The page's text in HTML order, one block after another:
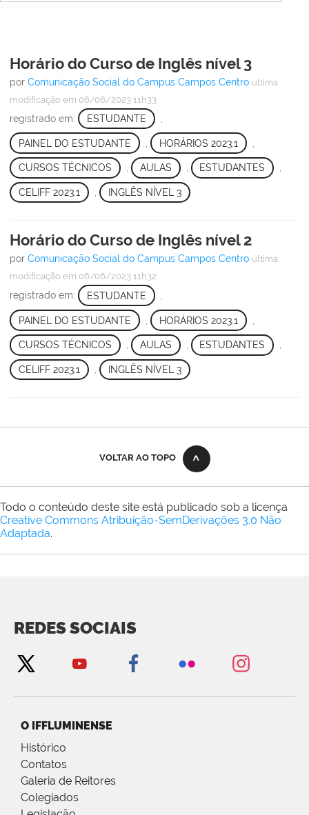
Horário do Curso de Inglês nível 3
por Comunicação Social do Campus Campos Centro última
modificação em 06/06/2023 11h33
registrado em: ESTUDANTE
PAINEL DO ESTUDANTE HORÁRIOS 2023.1
CURSOS TÉCNICOS , AULAS , ESTUDANTES ,
CELIFF 2023.1 INGLÊS NÍVEL 3
Horário do Curso de Inglês nível 2
por Comunicação Social do Campus Campos Centro última
modificação em 06/06/2023 11h32
registrado em: ESTUDANTE
PAINEL DO ESTUDANTE HORÁRIOS 2023.1
CURSOS TÉCNICOS , AULAS , ESTUDANTES ,
CELIFF 2023.1 INGLÊS NÍVEL 3
VOLTAR AO TOPO
Todo o conteúdo deste site está publicado sob a licença
Creative Commons Atribuição-SemDerivações 3.0 Não
Adaptada.
REDES SOCIAIS
O IFFLUMINENSE
Histórico
Contatos
Galeria de Reitores
Colegiados